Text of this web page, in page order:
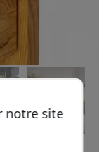
notre site